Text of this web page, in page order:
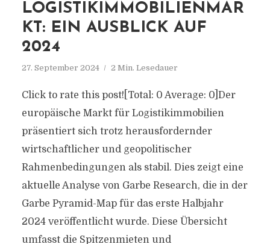
LOGISTIKIMMOBILIENMAR
KT: EIN AUSBLICK AUF
2024
27. September 2024 2 Min. Lesedauer
Click to rate this post![Total: 0 Average: 0]Der
europäische Markt für Logistikimmobilien
präsentiert sich trotz herausfordernder
wirtschaftlicher und geopolitischer
Rahmenbedingungen als stabil. Dies zeigt eine
aktuelle Analyse von Garbe Research, die in der
Garbe Pyramid-Map für das erste Halbjahr
2024 veröffentlicht wurde. Diese Übersicht
umfasst die Spitzenmieten und